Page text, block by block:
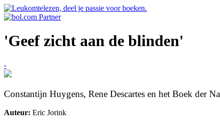
'Geef zicht aan de blinden'
-
Constantijn Huygens, Rene Descartes en het Boek der
Auteur: Eric Jorink